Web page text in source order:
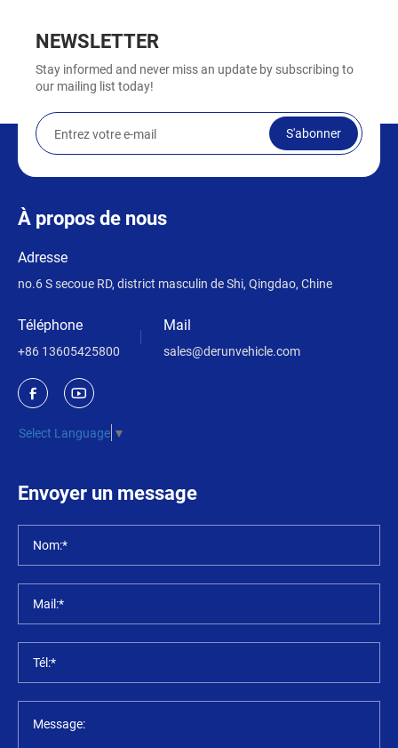
NEWSLETTER
Stay informed and never miss an update by subscribing to
our mailing list today!
S'abonner
À propos de nous
Adresse
no.6 S secoue RD, district masculin de Shi, Qingdao, Chine
Téléphone
+86 13605425800
Mail
sales@derunvehicle.com
Select Language ▼
Envoyer un message
Nom:*
Mail:*
Tél:*
Message: